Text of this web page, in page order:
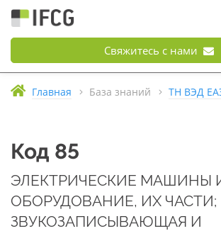
Свяжитесь с нами
Главная База знаний ТН ВЭД
Код 85
ЭЛЕКТРИЧЕСКИЕ МАШИНЫ
ОБОРУДОВАНИЕ, ИХ ЧАСТИ;
ЗВУКОЗАПИСЫВАЮЩАЯ И